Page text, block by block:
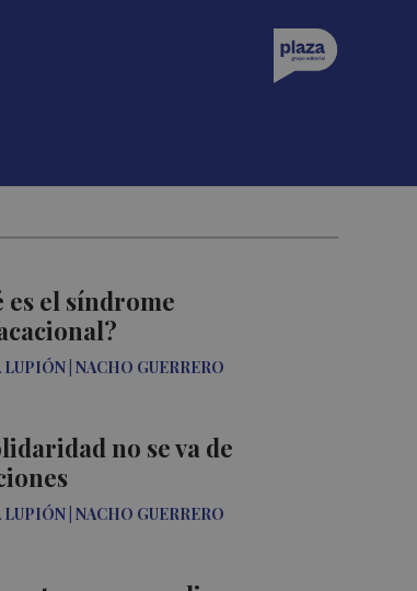
es el síndrome
LUPIÓN | NACHO GUERRERO
no se va de
LUPIÓN | NACHO GUERRERO